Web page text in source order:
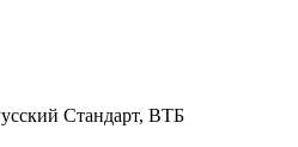
Стандарт, ВТБ